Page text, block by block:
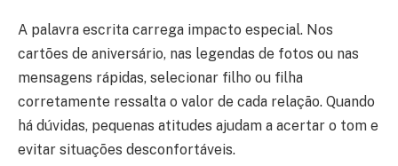
A palavra escrita carrega impacto especial. Nos
cartões de aniversário, nas legendas de fotos ou nas
mensagens rápidas, selecionar filho ou filha
corretamente ressalta o valor de cada relação. Quando
há dúvidas, pequenas atitudes ajudam a acertar o tom e
evitar situações desconfortáveis.